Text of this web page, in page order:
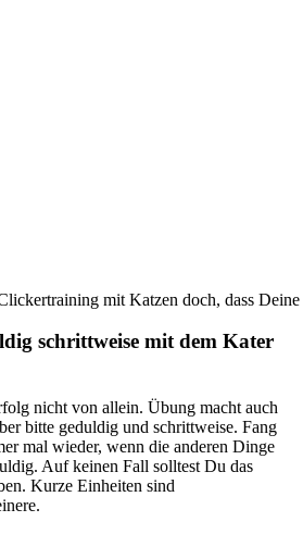
mit Katzen doch, dass
schrittweise mit dem Kater
nicht von allein. Übung macht auch
bitte geduldig und schrittweise. Fang
mal wieder, wenn die anderen Dinge
Auf keinen Fall solltest Du das
Kurze Einheiten sind